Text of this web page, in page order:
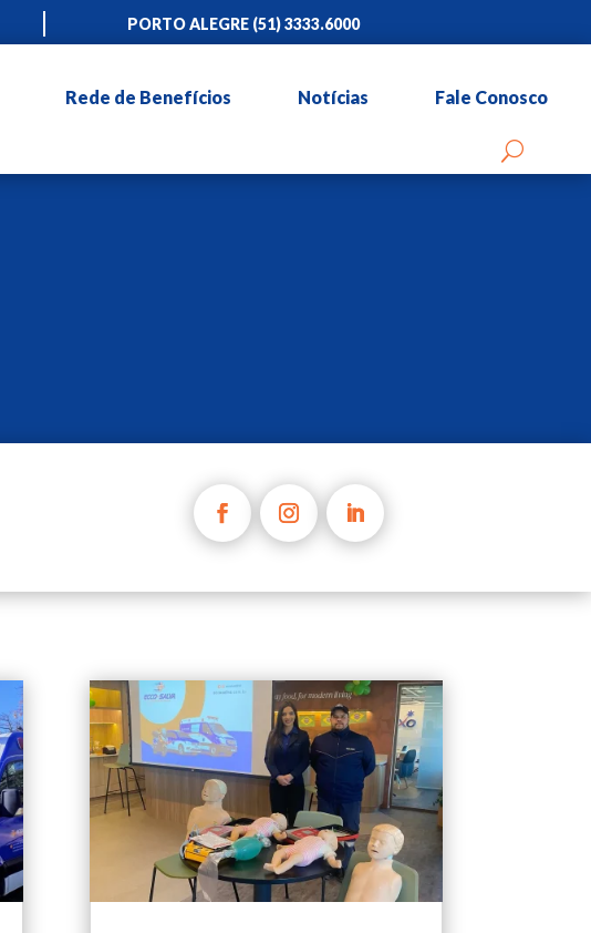
PORTO ALEGRE (51) 3333.6000
Rede de Benefícios Notícias Fale Conosco